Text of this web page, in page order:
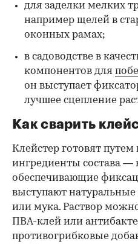
для заделки мелких
например щелей в
оконных рамах;
в садоводстве в
компонентов для
он выступает
лучшее сцепление
Как сварить
Клейстер готовят
ингредиенты состава —
обеспечивающие
выступают
или мука. Раствор
ПВА-клей или
противогрибковые